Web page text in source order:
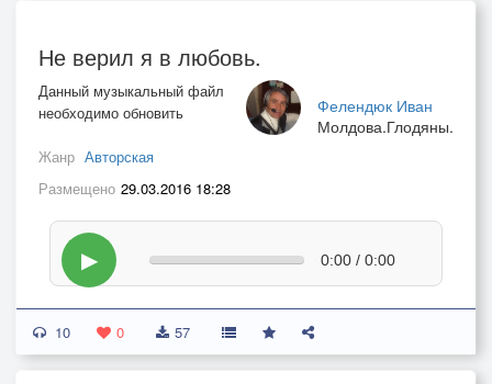
Не верил я в любовь.
Фелендюк Иван
Молдова.Глодяны.
Данный музыкальный файл
необходимо обновить
Жанр Авторская
Размещено 29.03.2016 18:28
▶ 0:00 / 0:00
10 0 57